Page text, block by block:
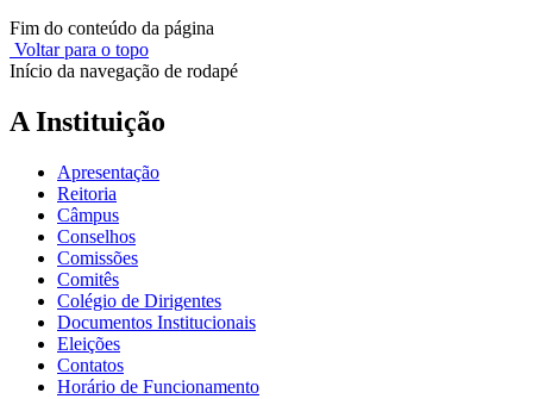
Fim do conteúdo da página
Voltar para o topo
Início da navegação de rodapé
A Instituição
Apresentação
Reitoria
Câmpus
Conselhos
Comissões
Comitês
Colégio de Dirigentes
Documentos Institucionais
Eleições
Contatos
Horário de Funcionamento